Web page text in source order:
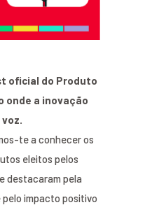
oficial do Produto
onde a inovação
te a conhecer os
eleitos pelos
destacaram pela
impacto positivo